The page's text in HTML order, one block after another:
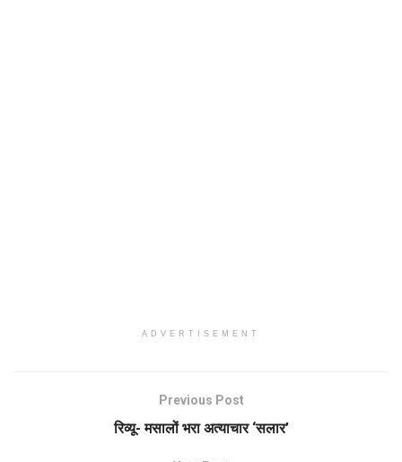
ADVERTISEMENT
Previous Post
रिव्यू- मसालों भरा अत्याचार ‘सलार’